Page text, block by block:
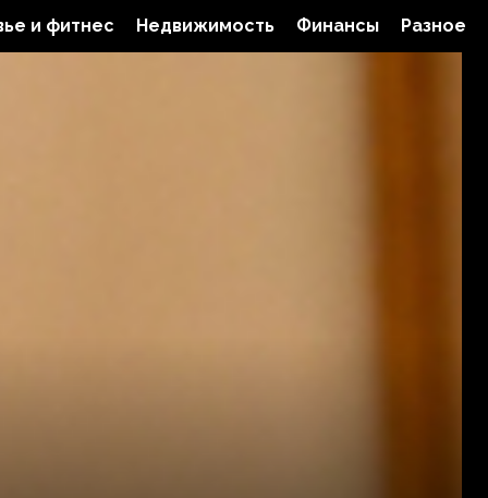
и фитнес Недвижимость Финансы Разное